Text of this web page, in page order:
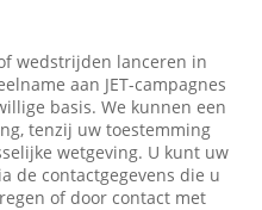
wedstrijden lanceren in
aan JET-campagnes
basis. We kunnen een
tenzij uw toestemming
wetgeving. U kunt uw
de contactgegevens die u
of door contact met